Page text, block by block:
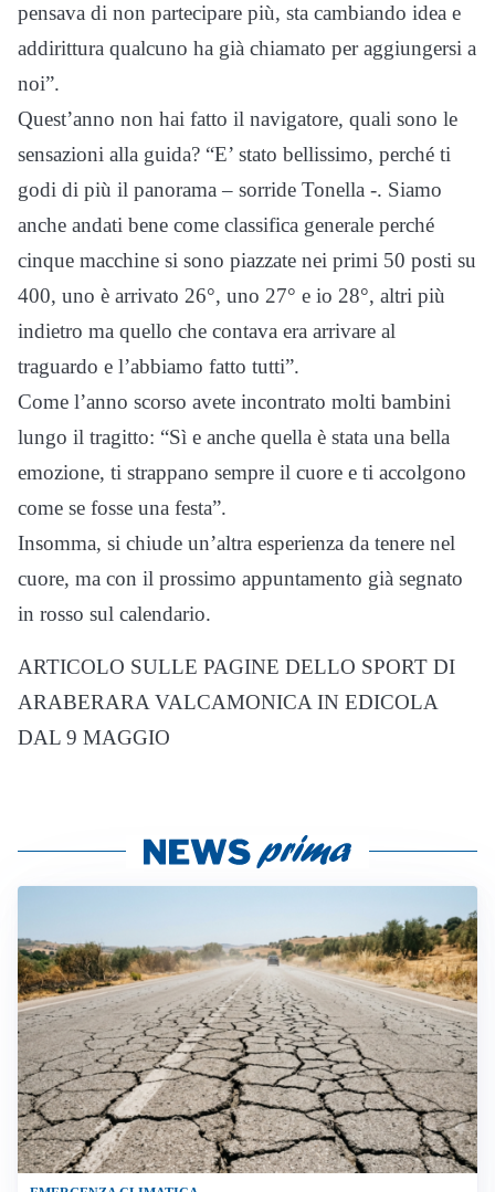
pensava di non partecipare più, sta cambiando idea e
addirittura qualcuno ha già chiamato per aggiungersi a
noi”.
Quest’anno non hai fatto il navigatore, quali sono le
sensazioni alla guida? “E’ stato bellissimo, perché ti
godi di più il panorama – sorride Tonella -. Siamo
anche andati bene come classifica generale perché
cinque macchine si sono piazzate nei primi 50 posti su
400, uno è arrivato 26°, uno 27° e io 28°, altri più
indietro ma quello che contava era arrivare al
traguardo e l’abbiamo fatto tutti”.
Come l’anno scorso avete incontrato molti bambini
lungo il tragitto: “Sì e anche quella è stata una bella
emozione, ti strappano sempre il cuore e ti accolgono
come se fosse una festa”.
Insomma, si chiude un’altra esperienza da tenere nel
cuore, ma con il prossimo appuntamento già segnato
in rosso sul calendario.
ARTICOLO SULLE PAGINE DELLO SPORT DI
ARABERARA VALCAMONICA IN EDICOLA
DAL 9 MAGGIO